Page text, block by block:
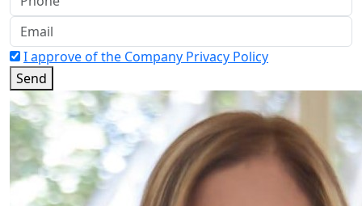
I approve of the Company Privacy Policy
Send